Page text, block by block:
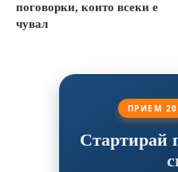
поговорки, които всеки е
чувал
ПРИЕМ
Стартирай